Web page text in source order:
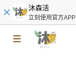
沐森活
立刻使用官方APP